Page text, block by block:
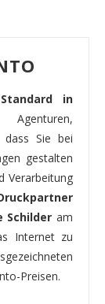
in
Agenturen,
dass Sie bei
gestalten
Verarbeitung
Schilder am
Internet zu
Preisen.